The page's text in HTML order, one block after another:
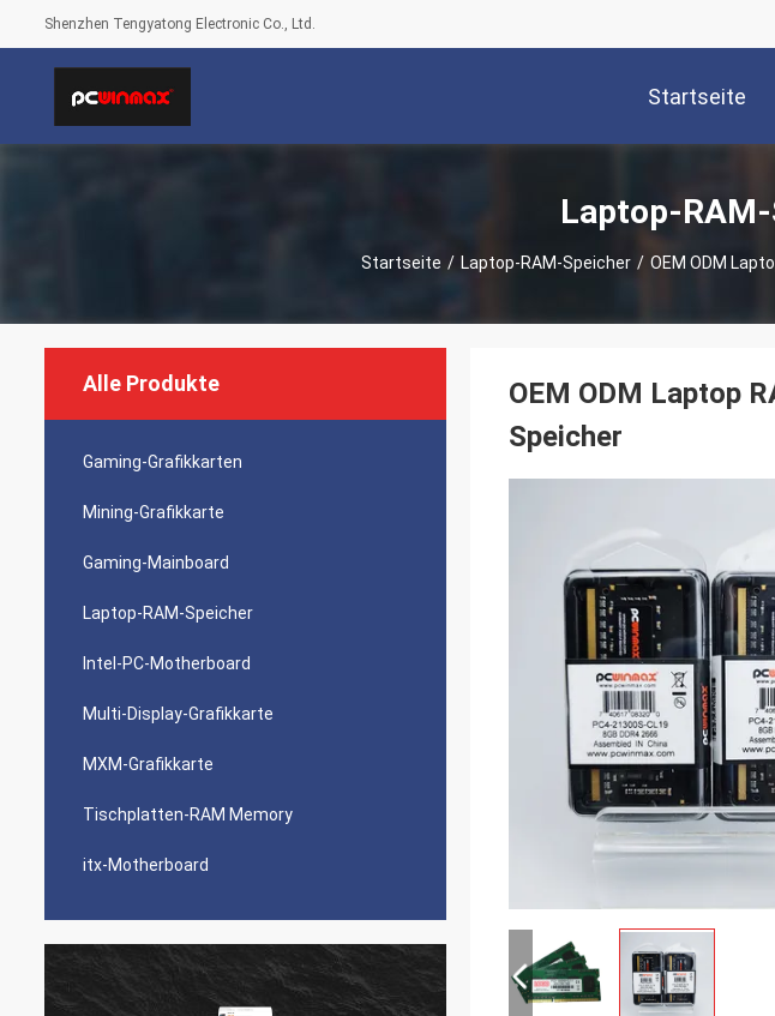
Shenzhen Tengyatong Electronic Co., Ltd.
Startseite
Laptop-
Startseite / Laptop-RAM-Speicher / OEM ODM
Alle Produkte
Gaming-Grafikkarten
Mining-Grafikkarte
Gaming-Mainboard
Laptop-RAM-Speicher
Intel-PC-Motherboard
Multi-Display-Grafikkarte
MXM-Grafikkarte
Tischplatten-RAM Memory
itx-Motherboard
OEM ODM Laptop
Speicher